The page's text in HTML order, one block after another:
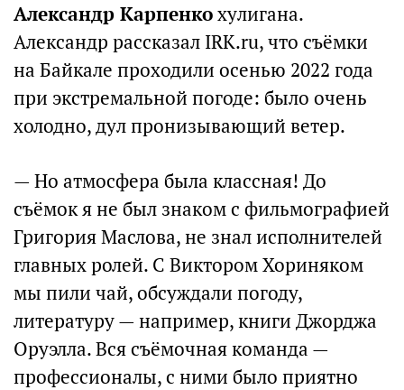
Александр Карпенкохулигана.
Александр рассказал IRK.ru, что съёмки
на Байкале проходили осенью 2022 года
при экстремальной погоде: было очень
холодно, дул пронизывающий ветер.
— Но атмосфера была классная! До
съёмок я не был знаком с фильмографией
Григория Маслова, не знал исполнителей
главных ролей. С Виктором Хориняком
мы пили чай, обсуждали погоду,
литературу — например, книги Джорджа
Оруэлла. Вся съёмочная команда —
профессионалы, с ними было приятно